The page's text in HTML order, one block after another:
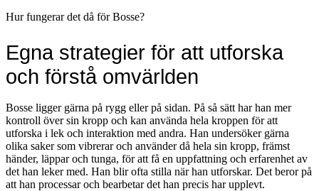
Hur fungerar det då för Bosse?
Egna strategier för att utforska
och förstå omvärlden
Bosse ligger gärna på rygg eller på sidan. På så sätt har han mer
kontroll över sin kropp och kan använda hela kroppen för att
utforska i lek och interaktion med andra. Han undersöker gärna
olika saker som vibrerar och använder då hela sin kropp, främst
händer, läppar och tunga, för att få en uppfattning och erfarenhet av
det han leker med. Han blir ofta stilla när han utforskar. Det beror på
att han processar och bearbetar det han precis har upplevt.